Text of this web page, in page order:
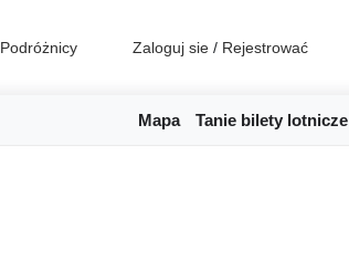
Podróżnicy Zaloguj sie / Rejestrować
Mapa Tanie bilety lotnicze